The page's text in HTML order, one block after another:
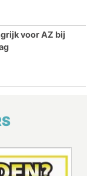
voor AZ bij